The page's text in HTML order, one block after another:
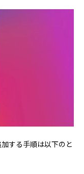
する手順は以下のと